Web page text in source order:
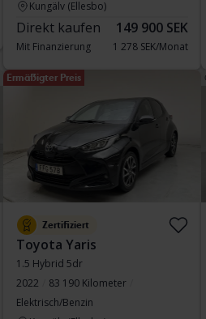
Kungälv (Ellesbo)
Direkt kaufen 149 900 SEK
Mit Finanzierung 1 278 SEK/Monat
Ermäßigter Preis
Zertifiziert
Toyota Yaris
1.5 Hybrid 5dr
2022
83 190 Kilometer
Elektrisch/Benzin